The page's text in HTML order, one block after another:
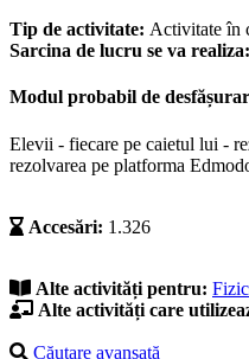
Tip de activitate: Activitate în
Sarcina de lucru se va realiza:
Modul probabil de
Elevii - fiecare pe caietul lui -
rezolvarea pe platforma
Accesări: 1.326
Alte activități pentru:
Alte activități care
Căutare avansată